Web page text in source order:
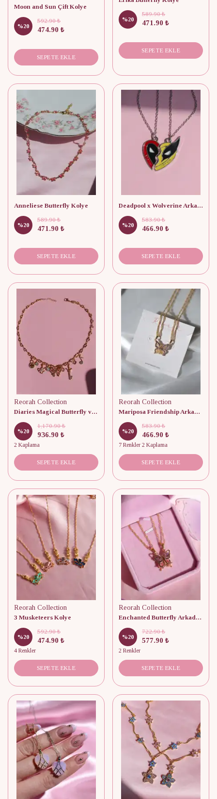
Moon and Sun Çift Kolye
%20
592.90 ₺
474.90 ₺
SEPETE EKLE
%20
589.90 ₺
471.90 ₺
SEPETE EKLE
Anneliese Butterfly Kolye
%20
589.90 ₺
471.90 ₺
SEPETE EKLE
Deadpool x Wolverine Arkadaşlık Kolyesi
%20
583.90 ₺
466.90 ₺
SEPETE EKLE
Reorah Collection
Diaries Magical Butterfly vol.2 Kolye
%20
1,170.90 ₺
936.90 ₺
2 Kaplama
SEPETE EKLE
Reorah Collection
Mariposa Friendship Arkadaşlık Kolyesi
%20
583.90 ₺
466.90 ₺
7 Renkler 2 Kaplama
SEPETE EKLE
Reorah Collection
3 Musketeers Kolye
%20
592.90 ₺
474.90 ₺
4 Renkler
SEPETE EKLE
Reorah Collection
Enchanted Butterfly Arkadaşlık Kolyesi
%20
722.90 ₺
577.90 ₺
2 Renkler
SEPETE EKLE